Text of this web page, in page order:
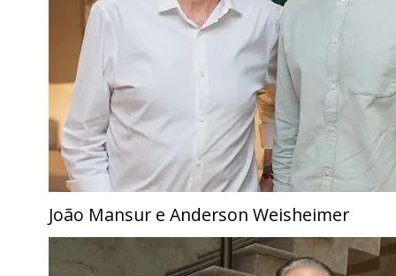
João Mansur e Anderson Weisheimer